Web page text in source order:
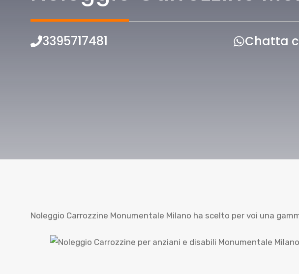
3395717481 Chatta
Noleggio Carrozzine Monumentale Milano ha scelto per voi una